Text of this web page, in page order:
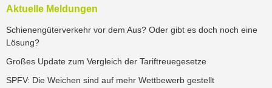
Aktuelle Meldungen
Schienengüterverkehr vor dem Aus? Oder gibt es doch noch eine
Lösung?
Großes Update zum Vergleich der Tariftreuegesetze
SPFV: Die Weichen sind auf mehr Wettbewerb gestellt